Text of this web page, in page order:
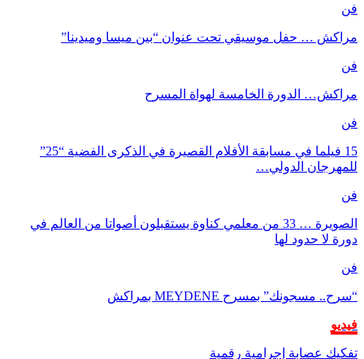
فن
مراكش … حفل موسيقي تحت عنوان “بين ميسا وميدينا”
فن
مراكش… الدورة الخامسة لهواة المسرح
فن
15 فيلما في مسابقة الأفلام القصيرة في الذكرى الفضية “25”
للمهرجان الدولي…
فن
الصويرة … 33 من معلمي كناوة يستقبلون أصواتا من العالم في
دورة لا حدود لها
فن
“سرح.. مسجونك” بمسرح MEYDENE بمراكش
فيديو
تفكيك عصابة إجرامية رقمية